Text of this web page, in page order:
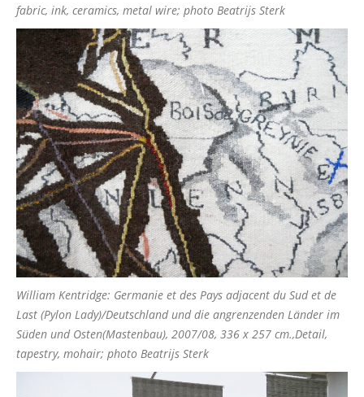
fabric, ink, ceramics, metal wire; photo Beatrijs Sterk
William Kentridge: Germanie et des Pays adjacent du Sud et de
Last (Pylon Lady)/Deutschland und die angrenzenden Länder im
Süden und Osten(Mastenbau), 2007/08, 336 x 257 cm.,Detail,
tapestry, mohair; photo Beatrijs Sterk